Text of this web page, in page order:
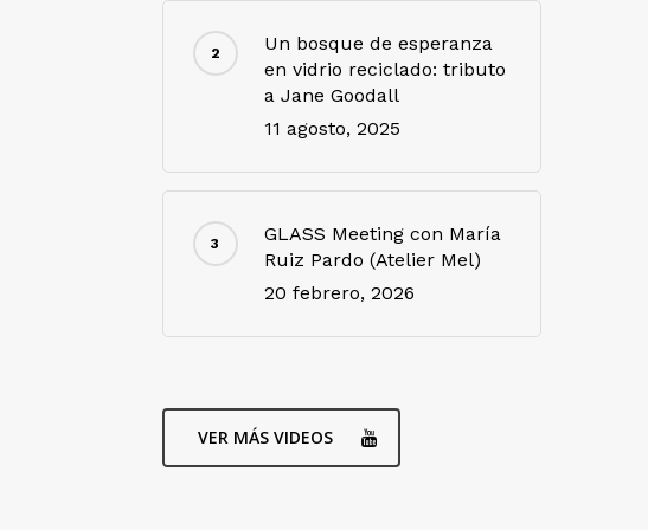
Un bosque de esperanza
en vidrio reciclado: tributo
a Jane Goodall
11 agosto, 2025
GLASS Meeting con María
Ruiz Pardo (Atelier Mel)
20 febrero, 2026
VER MÁS VIDEOS